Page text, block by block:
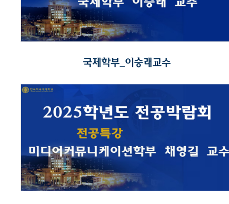
국제학부_이승래교수